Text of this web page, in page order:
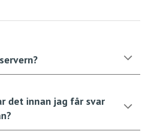
det innan jag får svar